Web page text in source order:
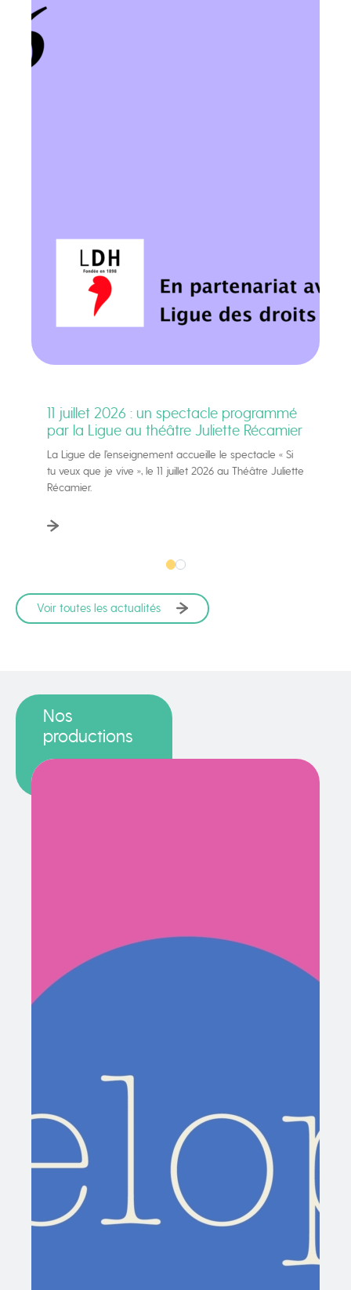
Voir toutes les actualités
11 juillet 2026 : un spectacle programmé
par la Ligue au théâtre Juliette Récamier
La Ligue de l’enseignement accueille le spectacle « Si
tu veux que je vive », le 11 juillet 2026 au Théâtre Juliette
Récamier.
Nos
productions